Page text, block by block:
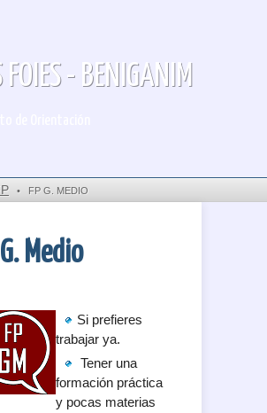
FOIES - BENIGANIM
• FP G. MEDIO
G. Medio
Si prefieres
trabajar ya.
Tener una
formación práctica
y pocas materias